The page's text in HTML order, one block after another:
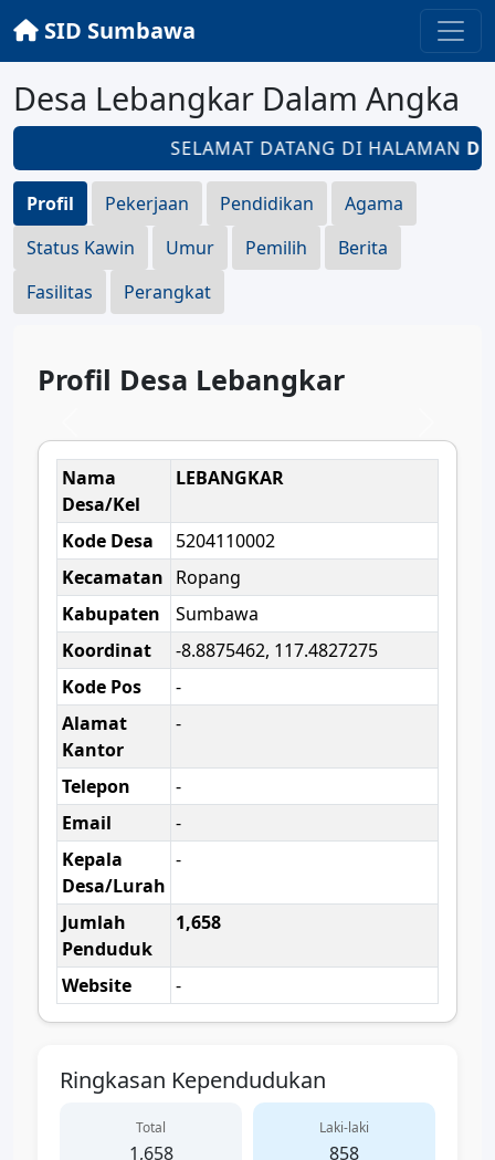
SID Sumbawa
Desa Lebangkar Dalam Angka
SELAMAT DATANG DI HALAMAN
Profil Pekerjaan Pendidikan
Agama
Status Kawin
Umur Pemilih
Berita
Fasilitas
Perangkat
Profil Desa Lebangkar
Nama
Desa/Kel
LEBANGKAR
Kode Desa
5204110002
Kecamatan Ropang
Kabupaten
Sumbawa
Koordinat
-8.8875462, 117.4827275
Kode Pos
-
Alamat
Kantor
-
Telepon
-
Email
-
Kepala
Desa/Lurah
-
Jumlah
Penduduk
1,658
Website -
Ringkasan Kependudukan
Total
1,658
Laki-laki
858